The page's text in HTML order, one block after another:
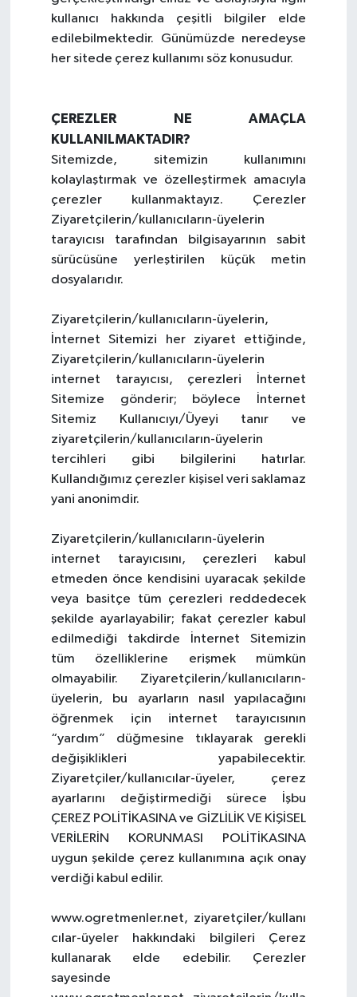
kullanıcı hakkında çeşitli bilgiler elde
edilebilmektedir. Günümüzde neredeyse
her sitede çerez kullanımı söz konusudur.
ÇEREZLER NE AMAÇLA
KULLANILMAKTADIR?
Sitemizde, sitemizin kullanımını
kolaylaştırmak ve özelleştirmek amacıyla
çerezler kullanmaktayız. Çerezler
Ziyaretçilerin/kullanıcıların-üyelerin
tarayıcısı tarafından bilgisayarının sabit
sürücüsüne yerleştirilen küçük metin
dosyalarıdır.
Ziyaretçilerin/kullanıcıların-üyelerin,
İnternet Sitemizi her ziyaret ettiğinde,
Ziyaretçilerin/kullanıcıların-üyelerin
internet tarayıcısı, çerezleri İnternet
Sitemize gönderir; böylece İnternet
Sitemiz Kullanıcıyı/Üyeyi tanır ve
ziyaretçilerin/kullanıcıların-üyelerin
tercihleri gibi bilgilerini hatırlar.
Kullandığımız çerezler kişisel veri saklamaz
yani anonimdir.
Ziyaretçilerin/kullanıcıların-üyelerin
internet tarayıcısını, çerezleri kabul
etmeden önce kendisini uyaracak şekilde
veya basitçe tüm çerezleri reddedecek
şekilde ayarlayabilir; fakat çerezler kabul
edilmediği takdirde İnternet Sitemizin
tüm özelliklerine erişmek mümkün
olmayabilir. Ziyaretçilerin/kullanıcıların-
üyelerin, bu ayarların nasıl yapılacağını
öğrenmek için internet tarayıcısının
“yardım” düğmesine tıklayarak gerekli
değişiklikleri yapabilecektir.
Ziyaretçiler/kullanıcılar-üyeler, çerez
ayarlarını değiştirmediği sürece İşbu
ÇEREZ POLİTİKASINA ve GİZLİLİK VE KİŞİSEL
VERİLERİN KORUNMASI POLİTİKASINA
uygun şekilde çerez kullanımına açık onay
verdiği kabul edilir.
www.ogretmenler.net, ziyaretçiler/kullanı
cılar-üyeler hakkındaki bilgileri Çerez
kullanarak elde edebilir. Çerezler
sayesinde